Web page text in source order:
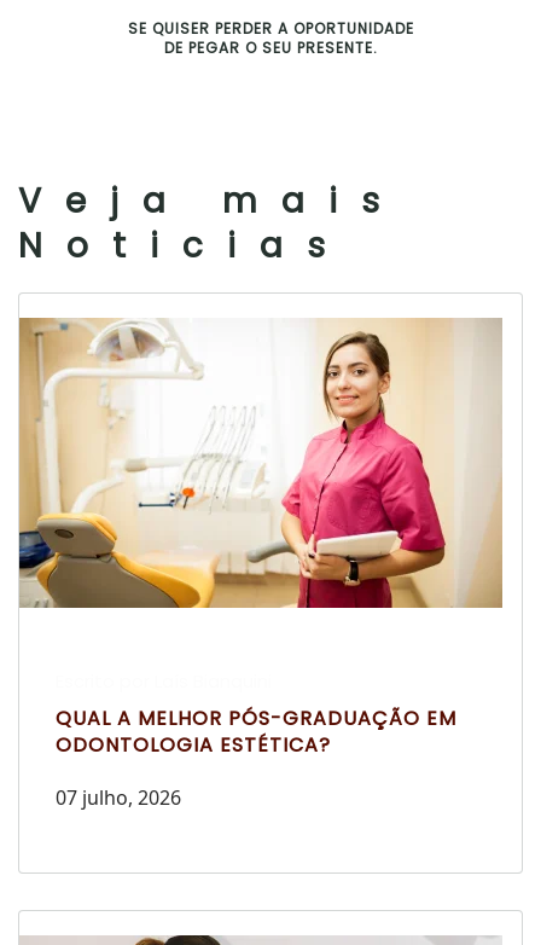
SE QUISER PERDER A OPORTUNIDADE
DE PEGAR O SEU PRESENTE.
Veja mais
Noticias
QUAL A MELHOR PÓS-GRADUAÇÃO EM
ODONTOLOGIA ESTÉTICA?
07 julho, 2026